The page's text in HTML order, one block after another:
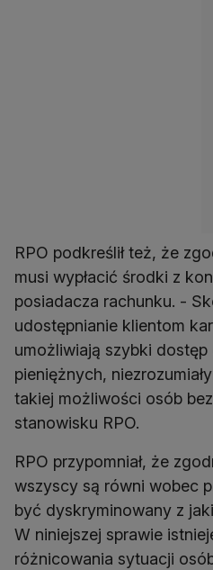
RPO podkreślił też, że
musi wypłacić środki z
posiadacza rachunku. -
udostępnianie klientom
umożliwiają szybki
pieniężnych,
takiej możliwości osób
stanowisku RPO.
RPO przypomniał, że
wszyscy są równi wobec
być dyskryminowany z
W niniejszej sprawie
różnicowania sytuacji